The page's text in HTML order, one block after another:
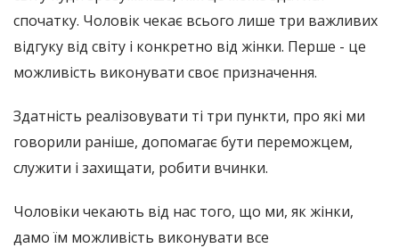
спочатку. Чоловік чекає всього лише три важливих
відгуку від світу і конкретно від жінки. Перше - це
можливість виконувати своє призначення.
Здатність реалізовувати ті три пункти, про які ми
говорили раніше, допомагає бути переможцем,
служити і захищати, робити вчинки.
Чоловіки чекають від нас того, що ми, як жінки,
дамо їм можливість виконувати все